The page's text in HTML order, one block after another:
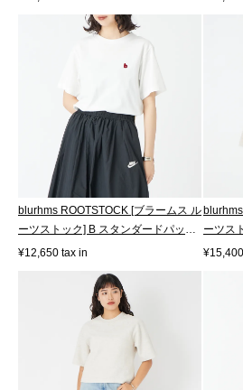
blurhms ROOTSTOCK [ブラームス ル
ーツストック] B スタンダードパッチ
Tシ...
¥12,650 tax in
ーツス
ー...